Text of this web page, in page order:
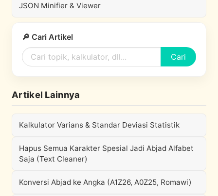
JSON Minifier & Viewer
🔎 Cari Artikel
Cari
Artikel Lainnya
Kalkulator Varians & Standar Deviasi Statistik
Hapus Semua Karakter Spesial Jadi Abjad Alfabet
Saja (Text Cleaner)
Konversi Abjad ke Angka (A1Z26, A0Z25, Romawi)